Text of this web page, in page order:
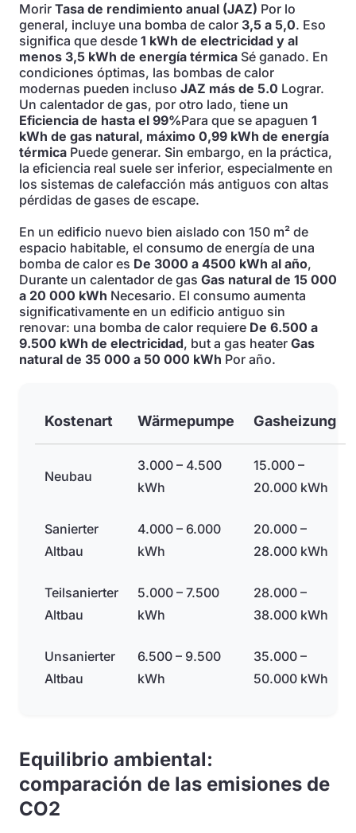
Morir Tasa de rendimiento anual (JAZ) Por lo
general, incluye una bomba de calor 3,5 a 5,0. Eso
significa que desde 1 kWh de electricidad y al
menos 3,5 kWh de energía térmica Sé ganado. En
condiciones óptimas, las bombas de calor
modernas pueden incluso JAZ más de 5.0 Lograr.
Un calentador de gas, por otro lado, tiene un
Eficiencia de hasta el 99%Para que se apaguen 1
kWh de gas natural, máximo 0,99 kWh de energía
térmica Puede generar. Sin embargo, en la práctica,
la eficiencia real suele ser inferior, especialmente en
los sistemas de calefacción más antiguos con altas
pérdidas de gases de escape.
En un edificio nuevo bien aislado con 150 m² de
espacio habitable, el consumo de energía de una
bomba de calor es De 3000 a 4500 kWh al año,
Durante un calentador de gas Gas natural de 15 000
a 20 000 kWh Necesario. El consumo aumenta
significativamente en un edificio antiguo sin
renovar: una bomba de calor requiere De 6.500 a
9.500 kWh de electricidad, but a gas heater Gas
natural de 35 000 a 50 000 kWh Por año.
Kostenart Wärmepumpe Gasheizung
Neubau
3.000 – 4.500
kWh
15.000 –
20.000 kWh
Sanierter
Altbau
4.000 – 6.000
kWh
20.000 –
28.000 kWh
Teilsanierter
Altbau
5.000 – 7.500
kWh
28.000 –
38.000 kWh
Unsanierter
Altbau
6.500 – 9.500
kWh
35.000 –
50.000 kWh
Equilibrio ambiental:
comparación de las emisiones de
CO2